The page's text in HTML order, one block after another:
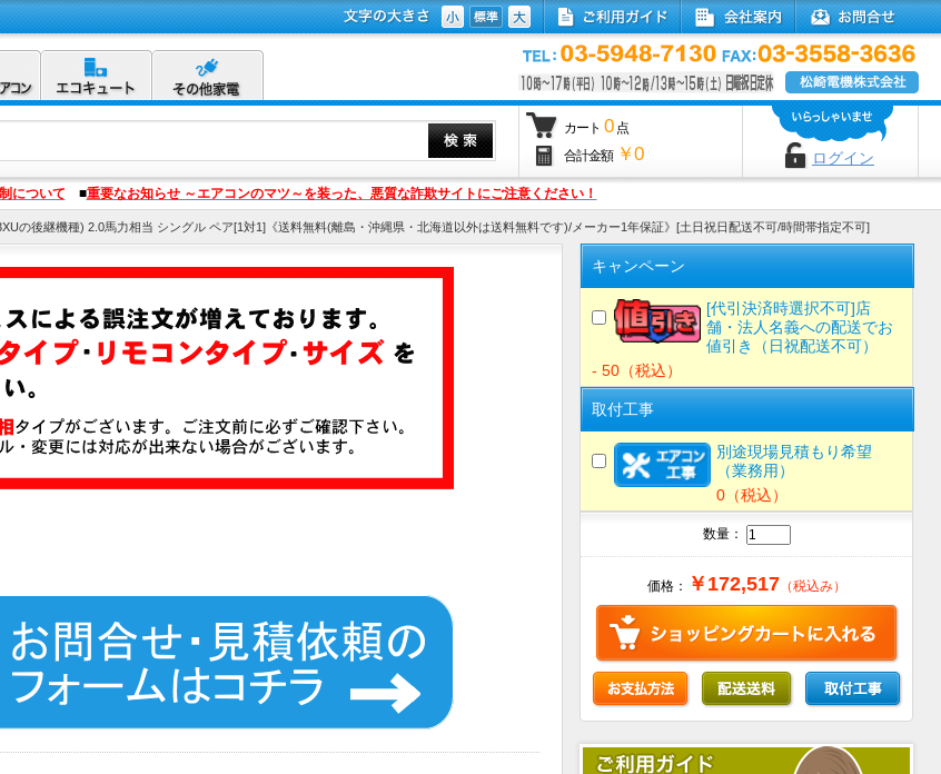
カート 0 点
合計金額 ￥0 ログイン
について ■重要なお知らせ ～エアコンのマツ～を装った、悪質な詐欺サイトにご注意ください！
の後継機種) 2.0馬力相当 シングル ペア[1対1]《送料無料(離島・沖縄県・北海道以外は送料無料です)/メーカー1年保証》[土日祝日配送不可/時間帯指定不可]
キャンペーン
[代引決済時選択不可]店
舗・法人名義への配送でお
値引き（日祝配送不可）
- 50（税込）
取付工事
別途現場見積もり希望
（業務用）
0（税込）
数量：
価格： ￥172,517 （税込み）